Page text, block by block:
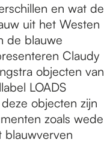
en wat de
uit het Westen
de blauwe
Claudy
objecten van
LOADS
objecten zijn
zoals wede
blauwverven